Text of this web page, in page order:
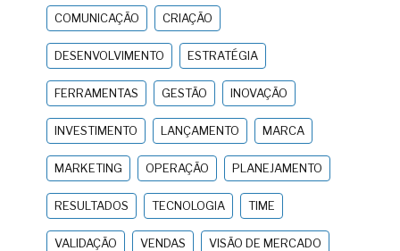
COMUNICAÇÃO CRIAÇÃO
DESENVOLVIMENTO ESTRATÉGIA
FERRAMENTAS GESTÃO INOVAÇÃO
INVESTIMENTO LANÇAMENTO MARCA
MARKETING OPERAÇÃO PLANEJAMENTO
RESULTADOS TECNOLOGIA TIME
VALIDAÇÃO VENDAS VISÃO DE MERCADO